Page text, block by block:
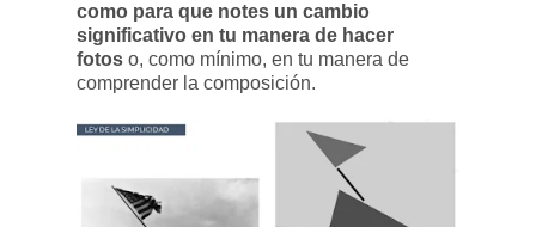
como para que notes un cambio
significativo en tu manera de hacer
fotos o, como mínimo, en tu manera de
comprender la composición.